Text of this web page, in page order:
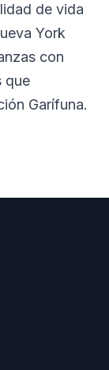
de vida
York
con
que
Garífuna.